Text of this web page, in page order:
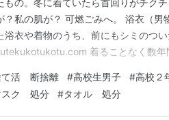
もの。冬に着ていたら首回りがチク
？私の肌が？ 可燃ごみへ。 浴衣（
浴衣や着物のうち、前にもシミのつい
着ることなく数年
いる。どうしよう。 私の親族は、上
母は亡き父のスーツ等もほぼすべて残
て活 断捨離 #高校生男子 #高校２
スク 処分 #タオル 処分